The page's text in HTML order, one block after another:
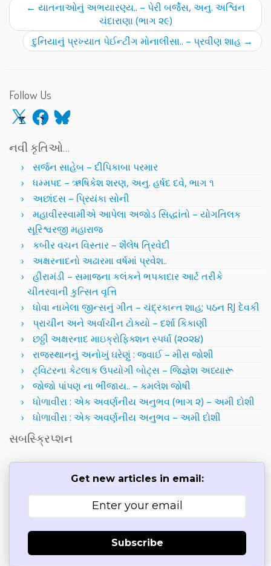
← યાતનાઓનું અભયારણ્ય.. – પેરી બર્જેસ, અનુ. અશ્વિન
ચંદારાણા (ભાગ ૨૯)
દુનિયાનું પ્રખ્યાત પેઈન્ટીંગ મોનાલીસા.. – પ્રવીણ શાહ →
Follow Us
X Facebook
Bluesky
નવી કૃતિઓ…
સર્જન સાહેબ – દીપિકાબા પરમાર
ધમ્મપદ – ઋષિકેશ શરણ, અનુ. હર્ષદ દવે, ભાગ ૧
અછાંદસ – પ્રિયંકા સોની
મહાવીરસ્વામીએ આપેલા અજોડ સિદ્ધાંતો – યોગતિલક
સૂરિશ્વરજી મહારાજ
કબીર વચન વિસ્તાર – શૈલેષ ત્રિવેદી
અક્ષરનાદનો અઢારમા વર્ષમાં પ્રવેશ..
હીરામંડી – સમાજના કલંકને ભપકાદાર આર્ટ તરીકે
ચીતરવાની કુત્સિત વૃત્તિ
ધોવા નાખેલા જીન્સનું ગીત – ચંદ્રકાન્ત શાહ; પઠન RJ દેવકી
પ્રાચીન અને અર્વાચીન ટોક્યો – દર્શા કિકાણી
છઠ્ઠી અક્ષરનાદ માઇક્રોફિક્શન સ્પર્ધા (૨૦૨૪)
રાજસ્થાનનું અનોખું ઘરેણું : જવાઈ – મીરા જોશી
ટ્વિટરના કેટલાક ઉપયોગી બોટ્સ – જિજ્ઞેશ અધ્યારૂ
જોજો પાંપણ ના ભીંજાય.. – કમલેશ જોષી
ધોળાવીરા : એક અવર્ણનીય અનુભવ (ભાગ ૨) – અમી દોશી
ધોળાવીરા : એક અવર્ણનીય અનુભવ – અમી દોશી
સબસ્ક્રિપ્શન
Get new articles in email:
Subscribe